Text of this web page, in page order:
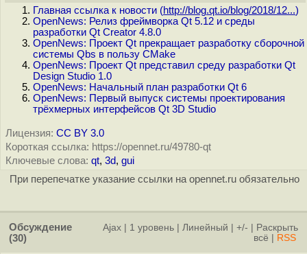
Главная ссылка к новости (http://blog.qt.io/blog/2018/12...)
OpenNews: Релиз фреймворка Qt 5.12 и среды
разработки Qt Creator 4.8.0
OpenNews: Проект Qt прекращает разработку сборочной
системы Qbs в пользу CMake
OpenNews: Проект Qt представил среду разработки Qt
Design Studio 1.0
OpenNews: Начальный план разработки Qt 6
OpenNews: Первый выпуск системы проектирования
трёхмерных интерфейсов Qt 3D Studio
Лицензия: CC BY 3.0
Короткая ссылка: https://opennet.ru/49780-qt
Ключевые слова: qt, 3d, gui
При перепечатке указание ссылки на opennet.ru обязательно
Обсуждение
(30)
Ajax 1 уровень Линейный +/-
Раскрыть
всё
RSS